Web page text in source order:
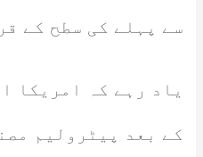
سے پہلے کی سطح کے
یاد رہے کہ امریکا
کے بعد پیٹرولیم